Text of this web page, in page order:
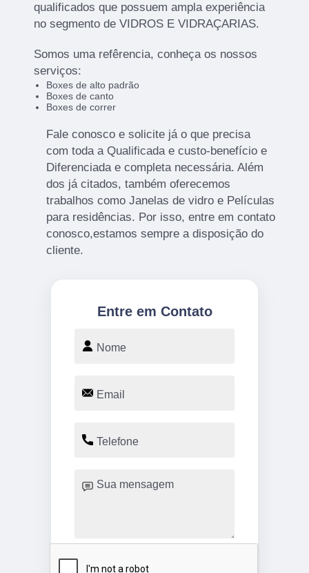
qualificados que possuem ampla experiência
no segmento de VIDROS E VIDRAÇARIAS.
Somos uma refêrencia, conheça os nossos
serviços:
Boxes de alto padrão
Boxes de canto
Boxes de correr
Fale conosco e solicite já o que precisa
com toda a Qualificada e custo-benefício e
Diferenciada e completa necessária. Além
dos já citados, também oferecemos
trabalhos como Janelas de vidro e Películas
para residências. Por isso, entre em contato
conosco,estamos sempre a disposição do
cliente.
Entre em Contato